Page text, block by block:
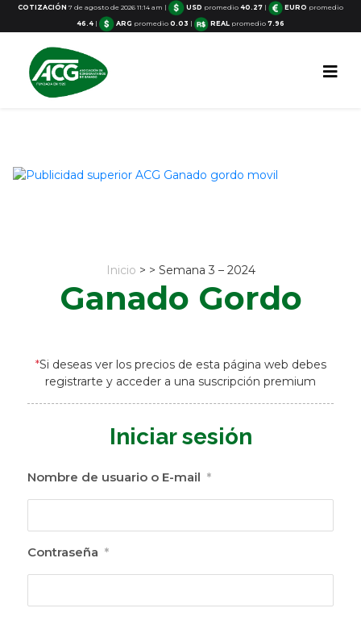
COTIZACIÓN 7 de agosto de 2026 11:14 am | USD promedio 40.27 | EURO promedio
46.4 | ARG promedio0.03 | REAL promedio7.96
Inicio > > Semana 3 – 2024
Ganado Gordo
*Si deseas ver los precios de esta página web debes
registrarte y acceder a una suscripción premium
Iniciar sesión
Nombre de usuario o E-mail *
Contraseña *